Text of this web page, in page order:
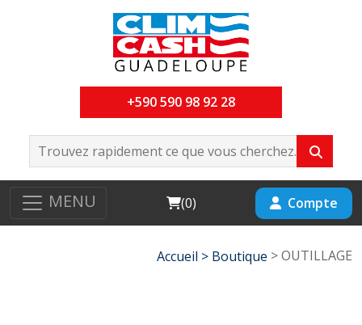
+590 590 98 92 28
MENU Cart
(0) Compte
Accueil > Boutique > OUTILLAGE